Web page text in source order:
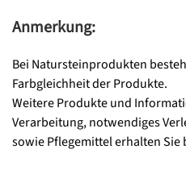
Anmerkung:
Bei Natursteinprodukten
Farbgleichheit der Produkte.
Weitere Produkte und
Verarbeitung, notwendiges
sowie Pflegemittel erhalten Sie